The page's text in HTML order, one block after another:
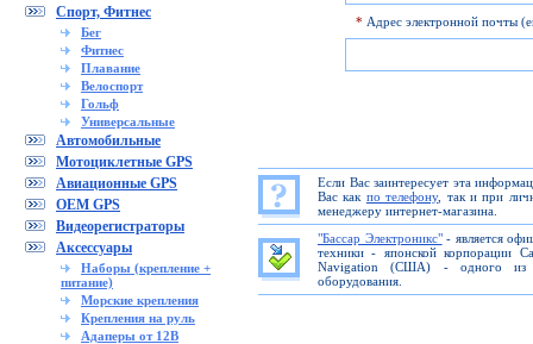
Спорт, Фитнес
Бег
Фитнес
Плавание
Велоспорт
Гольф
Универсальные
Автомобильные
Мотоциклетные GPS
Авиационные GPS
OEM GPS
Видеорегистраторы
Аксессуары
Наборы (крепление +
питание)
Морские крепления
Крепления на руль
Адаперы от 12В
* Адрес электронной почты
Если Вас заинтересует эта
Вас как по телефону, так и при
менеджеру интернет-магазина.
"Бассар Электроникс"- является
техники - японской корпорации
Navigation (США) - одного из
оборудования.